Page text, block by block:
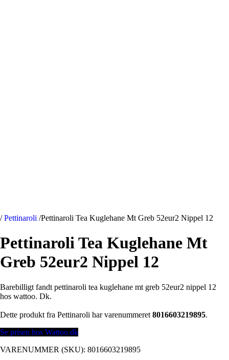
/ Pettinaroli /Pettinaroli Tea Kuglehane Mt Greb 52eur2 Nippel 12
Pettinaroli Tea Kuglehane Mt
Greb 52eur2 Nippel 12
Barebilligt fandt pettinaroli tea kuglehane mt greb 52eur2 nippel 12
hos wattoo. Dk.
Dette produkt fra Pettinaroli har varenummeret 8016603219895.
Se prisen hos Wattoo.dk
VARENUMMER (SKU): 8016603219895